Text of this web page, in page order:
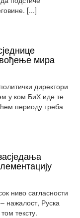
[...]
мира
директори
у ком БиХ иде те
периоду треба
ниво сагласности
нажалост, Руска
тексту.